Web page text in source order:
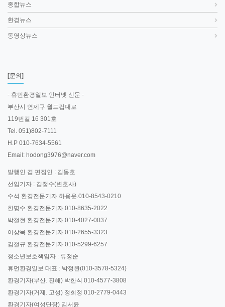
종합뉴스
환경뉴스
동영상뉴스
[문의]
- 휴먼환경일보 인터넷 신문 -
부산시 연제구 월드컵대로
119번길 16 301호
Tel. 051)802-7111
H.P 010-7634-5561
Email: hodong3976@naver.com
발행인 겸 편집인 : 김동호
선임기자 : 김정수(변호사)
수석 환경전문기자 하용운.010-8543-0210
한명수 환경전문기자.010-8635-2022
박철현 환경전문기자.010-4027-0037
이상묵 환경전문기자.010-2655-3323
김철규 환경전문기자.010-5299-6257
청소년보호책임자 : 류정순
휴먼환경일보 대표 : 박정완(010-3578-5324)
환경기자(부산. 진해) 박한식 010-4577-3808
환경기자(거제. 고성) 정희정 010-2779-0443
환경기자(여성단장) 김서윤